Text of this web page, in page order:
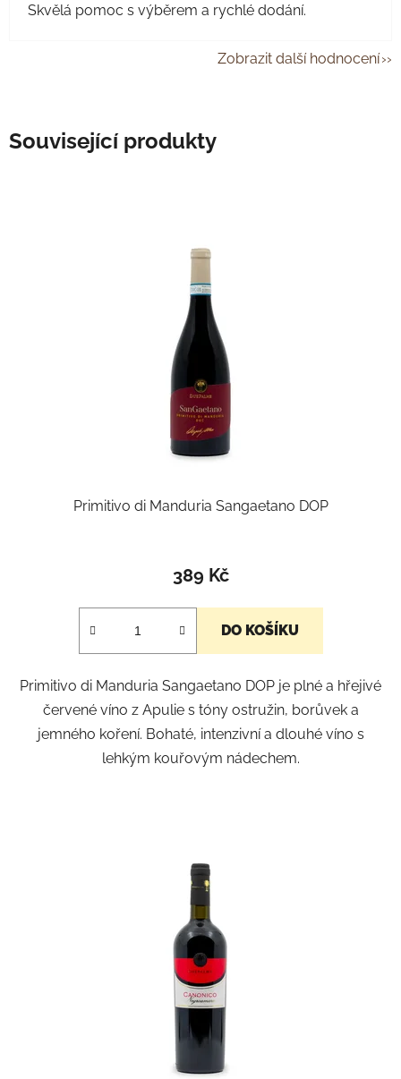
Skvělá pomoc s výběrem a rychlé dodání.
Zobrazit další hodnocení
Související produkty
Primitivo di Manduria Sangaetano DOP
389 Kč
DO KOŠÍKU
Primitivo di Manduria Sangaetano DOP je plné a hřejivé
červené víno z Apulie s tóny ostružin, borůvek a
jemného koření. Bohaté, intenzivní a dlouhé víno s
lehkým kouřovým nádechem.